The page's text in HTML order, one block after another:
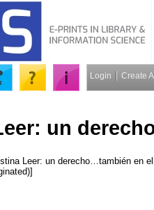
Login Create
un
Leer: un derecho…también en